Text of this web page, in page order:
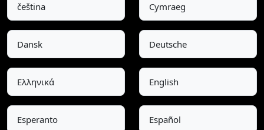
čeština Cymraeg
Dansk Deutsche
Ελληνικά English
Esperanto Español